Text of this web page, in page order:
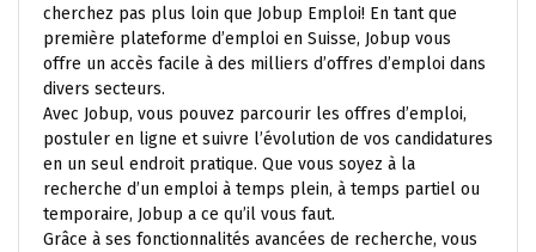
cherchez pas plus loin que Jobup Emploi! En tant que
première plateforme d’emploi en Suisse, Jobup vous
offre un accès facile à des milliers d’offres d’emploi dans
divers secteurs.
Avec Jobup, vous pouvez parcourir les offres d’emploi,
postuler en ligne et suivre l’évolution de vos candidatures
en un seul endroit pratique. Que vous soyez à la
recherche d’un emploi à temps plein, à temps partiel ou
temporaire, Jobup a ce qu’il vous faut.
Grâce à ses fonctionnalités avancées de recherche, vous